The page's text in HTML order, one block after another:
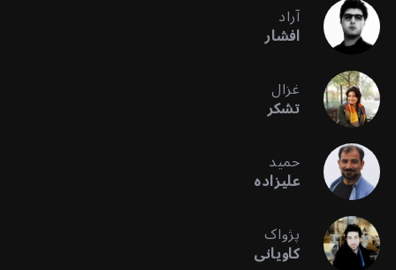
آراد
افشار
غزال
تشکر
حمید
علیزاده
پژواک
کاویانی